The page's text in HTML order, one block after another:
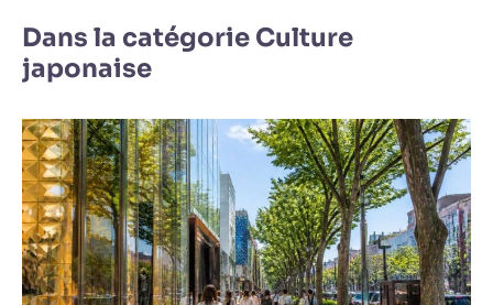
Dans la catégorie Culture
japonaise